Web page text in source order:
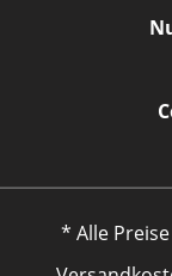
* Alle